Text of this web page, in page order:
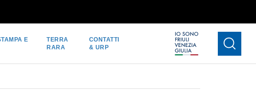
E
TERRA
RARA
CONTATTI
& URP